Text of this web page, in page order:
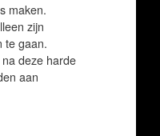
maken.
zijn
te gaan.
deze harde
aan